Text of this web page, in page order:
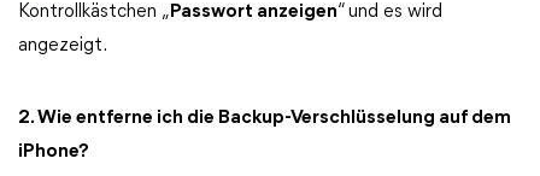
Kontrollkästchen „ Passwort anzeigen“ und es wird
angezeigt.
2. Wie entferne ich die Backup-Verschlüsselung auf dem
iPhone?